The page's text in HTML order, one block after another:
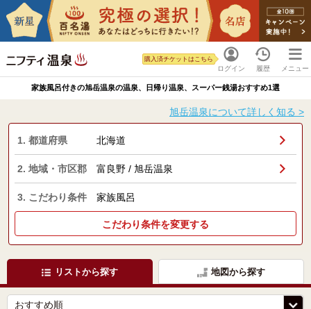
ログイン
購入済チケットはこちら
履歴 メニュー
家族風呂付きの旭岳温泉の温泉、日帰り温泉、スーパー銭湯おすすめ1選
旭岳温泉について詳しく知る >
1. 都道府県 北海道
2. 地域・市区郡 富良野 / 旭岳温泉
3. こだわり条件 家族風呂
こだわり条件を変更する
リストから探す 地図から探す